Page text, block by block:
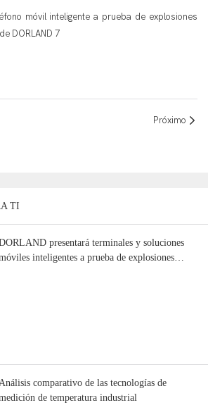
Próximo
TI
presentará terminales y soluciones
inteligentes a prueba de explosiones
comparativo de las tecnologías de
de temperatura industrial